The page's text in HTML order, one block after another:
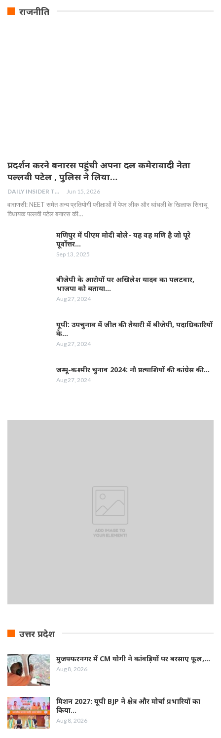
राजनीति
प्रदर्शन करने बनारस पहुंची अपना दल कमेरावादी नेता
पल्लवी पटेल , पुलिस ने लिया…
DAILY INSIDER TEAM Jun 15, 2026
वाराणसी: NEET समेत अन्य प्रतियोगी परीक्षाओं में पेपर लीक और धांधली के खिलाफ सिराथू
विधायक पल्लवी पटेल बनारस की…
मणिपुर में पीएम मोदी बोले- यह वह मणि है जो पूरे
पूर्वोत्तर…
Sep 13, 2025
बीजेपी के आरोपों पर अखिलेश यादव का पलटवार,
भाजपा को बताया…
Aug 27, 2024
यूपी: उपचुनाव में जीत की तैयारी में बीजेपी, पदाधिकारियों
के…
Aug 27, 2024
जम्‍मू-कश्‍मीर चुनाव 2024: नौ प्रत्‍याशियों की कांग्रेस की…
Aug 27, 2024
उत्तर प्रदेश
मुजफ्फरनगर में CM योगी ने कांवड़ियों पर बरसाए फूल,…
Aug 8, 2026
मिशन 2027: यूपी BJP ने क्षेत्र और मोर्चा प्रभारियों का
किया…
Aug 8, 2026